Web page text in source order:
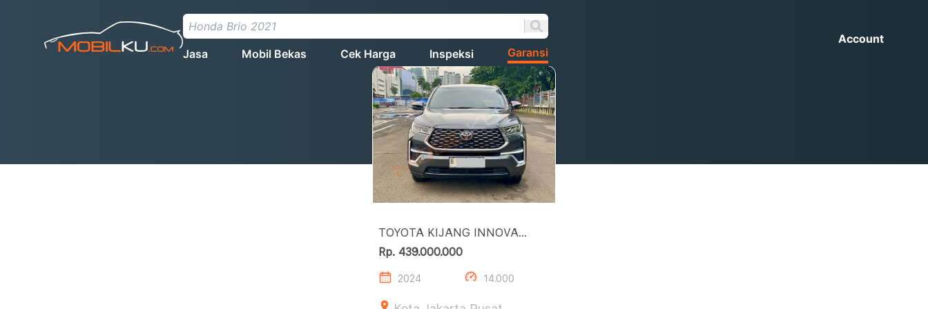
Jasa Mobil Bekas Cek Harga Inspeksi Garansi
Account
TOYOTA KIJANG INNOVA
ZENIX V 2.0
Rp. 439.000.000
2024 14.000